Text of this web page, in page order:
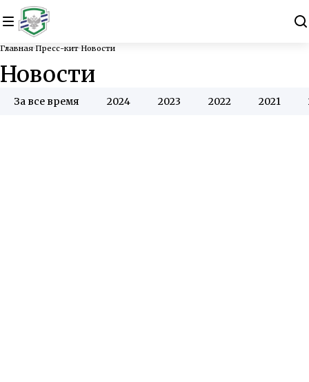
Главная Пресс-кит Новости
Новости
За все время 2024 2023 2022 2021